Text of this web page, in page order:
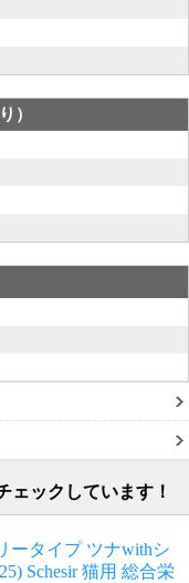
）
ェックしています！
ータイプ ツナwithシ
Schesir 猫用 総合栄